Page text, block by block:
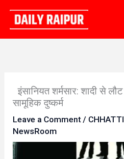
content
इंसानियत शर्मसार: शादी से
सामूहिक दुष्कर्म
Leave a Comment /
NewsRoom